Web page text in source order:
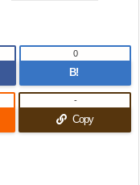
B!
0
Copy
-